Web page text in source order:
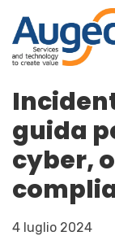
guida
cyber,
4 luglio 2024